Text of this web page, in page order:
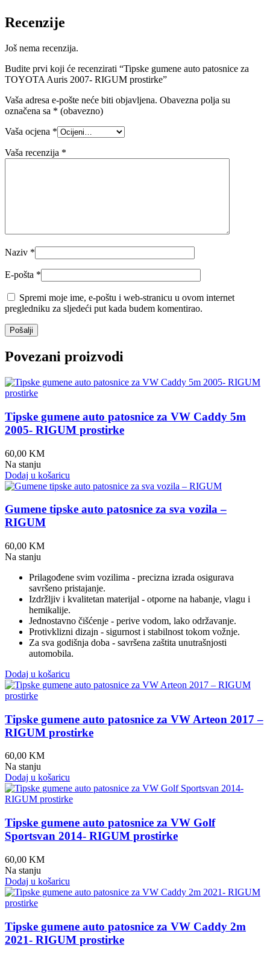
Recenzije
Još nema recenzija.
Budite prvi koji će recenzirati “Tipske gumene auto patosnice za
TOYOTA Auris 2007- RIGUM prostirke”
Vaša adresa e-pošte neće biti objavljena. Obavezna polja su
označena sa * (obavezno)
Vaša ocjena *
Vaša recenzija *
Naziv *
E-pošta *
Spremi moje ime, e-poštu i web-stranicu u ovom internet
pregledniku za sljedeći put kada budem komentirao.
Povezani proizvodi
Tipske gumene auto patosnice za VW Caddy 5m
2005- RIGUM prostirke
60,00 KM
Na stanju
Dodaj u košaricu
Gumene tipske auto patosnice za sva vozila –
RIGUM
60,00 KM
Na stanju
Prilagođene svim vozilima - precizna izrada osigurava
savršeno pristajanje.
Izdržljiv i kvalitetan materijal - otporne na habanje, vlagu i
hemikalije.
Jednostavno čišćenje - perive vodom, lako održavanje.
Protivklizni dizajn - sigurnost i stabilnost tokom vožnje.
Za sva godišnja doba - savršena zaštita unutrašnjosti
automobila.
Dodaj u košaricu
Tipske gumene auto patosnice za VW Arteon 2017 –
RIGUM prostirke
60,00 KM
Na stanju
Dodaj u košaricu
Tipske gumene auto patosnice za VW Golf
Sportsvan 2014- RIGUM prostirke
60,00 KM
Na stanju
Dodaj u košaricu
Tipske gumene auto patosnice za VW Caddy 2m
2021- RIGUM prostirke